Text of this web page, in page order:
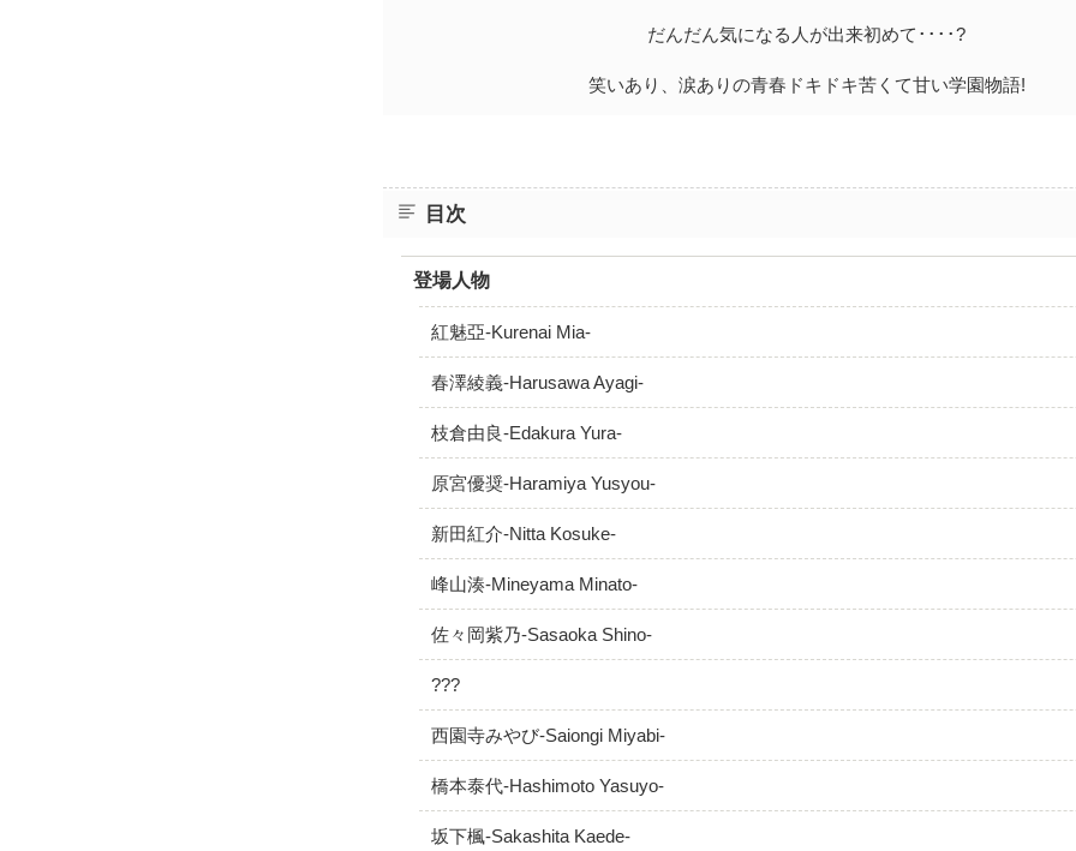
だんだん気になる人が出来初めて････?
笑いあり、涙ありの青春ドキドキ苦くて甘い学園物語!
目次
登場人物
紅魅亞-Kurenai Mia-
春澤綾義-Harusawa Ayagi-
枝倉由良-Edakura Yura-
原宮優奨-Haramiya Yusyou-
新田紅介-Nitta Kosuke-
峰山湊-Mineyama Minato-
佐々岡紫乃-Sasaoka Shino-
???
西園寺みやび-Saiongi Miyabi-
橋本泰代-Hashimoto Yasuyo-
坂下楓-Sakashita Kaede-